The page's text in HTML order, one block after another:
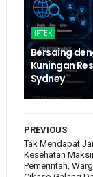
IPTEK
Bersaing
Kuningan
Sydney
PREVIOUS
Tak Mendapat
Kesehatan
Pemerintah,